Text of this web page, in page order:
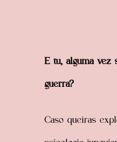
E tu, alguma vez
guerra?
Caso queiras